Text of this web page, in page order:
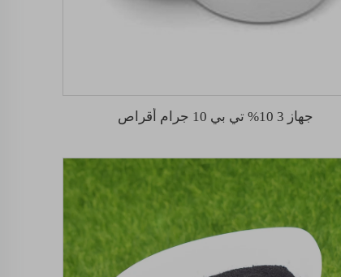
جهاز 3 10% تي بي 10 جرام أقراص